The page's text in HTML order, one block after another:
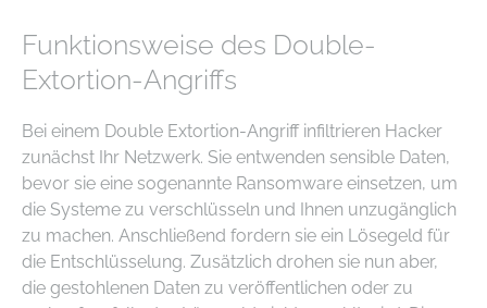
Funktionsweise des Double-
Extortion-Angriffs
Bei einem Double Extortion-Angriff infiltrieren Hacker
zunächst Ihr Netzwerk. Sie entwenden sensible Daten,
bevor sie eine sogenannte Ransomware einsetzen, um
die Systeme zu verschlüsseln und Ihnen unzugänglich
zu machen. Anschließend fordern sie ein Lösegeld für
die Entschlüsselung. Zusätzlich drohen sie nun aber,
die gestohlenen Daten zu veröffentlichen oder zu